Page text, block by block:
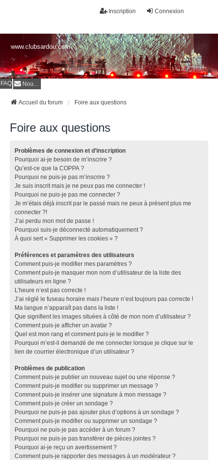
Connexion
Inscription
www.clubsardou.com
FAQ Nous contacter
Accueil du forum Foire aux questions
Foire aux questions
Problèmes de connexion et d’inscription
Pourquoi ai-je besoin de m’inscrire ?
Qu’est-ce que la COPPA ?
Pourquoi ne puis-je pas m’inscrire ?
Je suis inscrit mais je ne peux pas me connecter !
Pourquoi ne puis-je pas me connecter ?
Je m’étais déjà inscrit par le passé mais ne peux à présent plus me
connecter ?!
J’ai perdu mon mot de passe !
Pourquoi suis-je déconnecté automatiquement ?
À quoi sert « Supprimer les cookies » ?
Préférences et paramètres des utilisateurs
Comment puis-je modifier mes paramètres ?
Comment puis-je masquer mon nom d’utilisateur de la liste des
utilisateurs en ligne ?
L’heure n’est pas correcte !
J’ai réglé le fuseau horaire mais l’heure n’est toujours pas correcte !
Ma langue n’apparaît pas dans la liste !
Que signifient les images situées à côté de mon nom d’utilisateur ?
Comment puis-je afficher un avatar ?
Quel est mon rang et comment puis-je le modifier ?
Pourquoi m’est-il demandé de me connecter lorsque je clique sur le
lien de courrier électronique d’un utilisateur ?
Problèmes de publication
Comment puis-je publier un nouveau sujet ou une réponse ?
Comment puis-je modifier ou supprimer un message ?
Comment puis-je insérer une signature à mon message ?
Comment puis-je créer un sondage ?
Pourquoi ne puis-je pas ajouter plus d’options à un sondage ?
Comment puis-je modifier ou supprimer un sondage ?
Pourquoi ne puis-je pas accéder à un forum ?
Pourquoi ne puis-je pas transférer de pièces jointes ?
Pourquoi ai-je reçu un avertissement ?
Comment puis-je rapporter des messages à un modérateur ?